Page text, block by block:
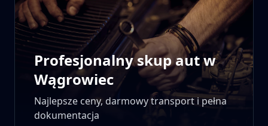
Profesjonalny skup aut w
Wągrowiec
Najlepsze ceny, darmowy transport i pełna
dokumentacja